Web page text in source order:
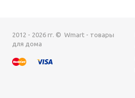
2012 - 2026 гг. © Wmart - товары
для дома